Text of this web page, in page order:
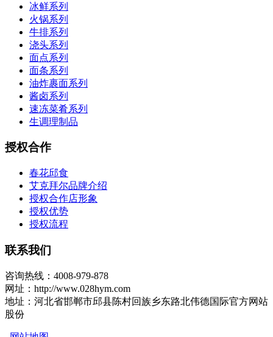
冰鲜系列
火锅系列
牛排系列
浇头系列
面点系列
面条系列
油炸裹面系列
酱卤系列
速冻菜肴系列
生调理制品
授权合作
春花邱食
艾克拜尔品牌介绍
授权合作店形象
授权优势
授权流程
联系我们
咨询热线：4008-979-878
网址：http://www.028hym.com
地址：河北省邯郸市邱县陈村回族乡东路北伟德国际官方网站
股份